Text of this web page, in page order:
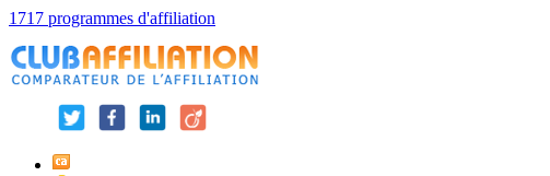
1717 programmes d'affiliation